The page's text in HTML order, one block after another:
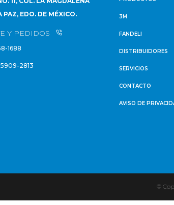
PAZ, EDO. DE MÉXICO.
Y PEDIDOS
1688
2813
3M
FANDELI
DISTRIBUIDORES
SERVICIOS
CONTACTO
AVISO DE
©